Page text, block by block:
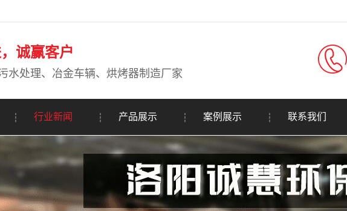
诚赢客户
水处理、冶金车辆、烘烤器制造厂家
行业新闻 产品展示 案例展示 联系我们